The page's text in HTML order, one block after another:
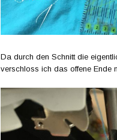
Da durch den Schnitt die
verschloss ich das offene Ende